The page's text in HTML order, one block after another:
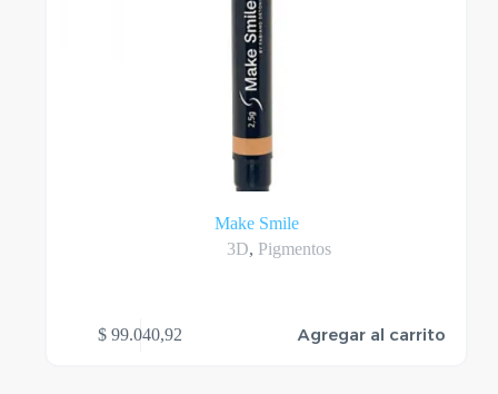
Make Smile
3D, Pigmentos
$ 99.040,92 Agregar al carrito